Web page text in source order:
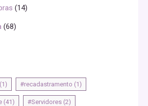
(14)
(68)
(1) #recadastramento (1)
(41) #Servidores (2)